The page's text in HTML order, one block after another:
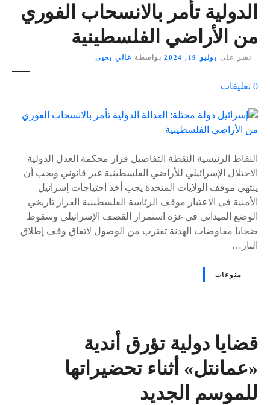
الدولية تأمر بالانسحاب الفوري
من الأراضي الفلسطينية
نشر على يوليو 19, 2024 بواسطة غالي يحيى
0 تعليقات
ى
٪
النقاط الرئيسية النقطة التفاصيل قرار محكمة العدل الدولية
الاحتلال الإسرائيلي للأراضي الفلسطينية غير قانوني ويجب أن
ينتهي موقف الولايات المتحدة يجب أخذ احتياجات إسرائيل
الأمنية في الاعتبار موقف الرئاسة الفلسطينية القرار تاريخي
الوضع الميداني في غزة استمرار القصف الإسرائيلي وسقوط
ضحايا مفاوضات الهدنة تقترب من الوصول لاتفاق وقف إطلاق
النار…
منوعات
قضايا دولية تؤرق أندية
«عمانتل» أثناء تحضيراتها
للموسم الجديد